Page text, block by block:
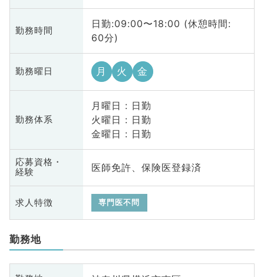
勤務時間
日勤:09:00〜18:00 (休憩時間:
60分)
勤務曜日 月 火 金
勤務体系
月曜日 : 日勤
火曜日 : 日勤
金曜日 : 日勤
応募資格・
経験
医師免許、保険医登録済
求人特徴 専門医不問
勤務地